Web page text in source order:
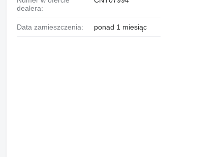
dealera:
Data zamieszczenia: ponad 1 miesiąc